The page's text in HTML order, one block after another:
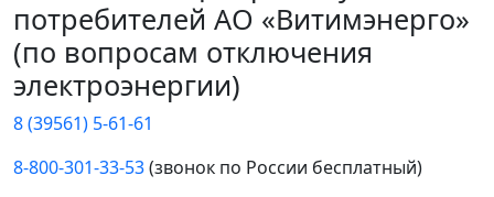
потребителей АО «Витимэнерго»
(по вопросам отключения
электроэнергии)
8 (39561) 5-61-61
8-800-301-33-53(звонок по России бесплатный)